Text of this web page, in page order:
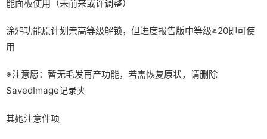
能面板使用（未前来或许调整）
涂鸦功能原计划崇高等级解锁，但进度报告版中等级≥20即可使
用
※注意愿：暂无毛发再产功能，若需恢复原状，请删除
SavedImage记录夹
其她注意件项